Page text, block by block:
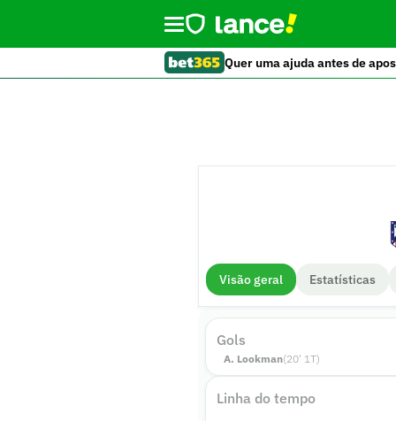
Quer uma ajuda antes de
Visão geral Estatísticas
Gols
(20' 1T)
A. Lookman
Linha do tempo